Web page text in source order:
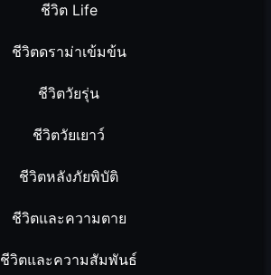
ชีวิต Life
ชีวิตดราม่าเข้มข้น
ชีวิตวัยรุ่น
ชีวิตวัยเยาว์
ชีวิตหลังภัยพิบัติ
ชีวิตและความตาย
ชีวิตและความสัมพันธ์